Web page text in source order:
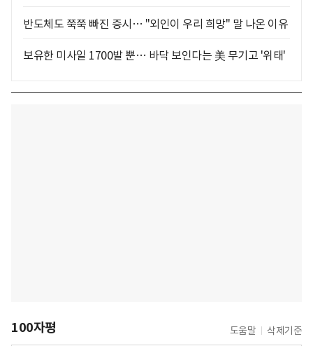
반도체도 쭉쭉 빠진 증시… "외인이 우리 희망" 말 나온 이유
보유한 미사일 1700발 뿐… 바닥 보인다는 美 무기고 '위태'
100자평 도움말 삭제기준